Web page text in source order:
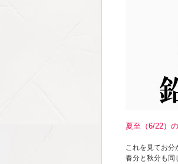
夏至（6/22）
これを見てお分
春分と秋分も同